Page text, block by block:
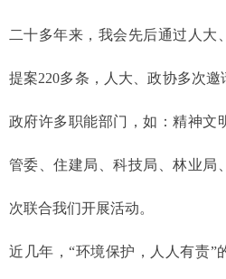
二十多年来，我会先后通过人大
提案220多条，人大、政协多次邀
政府许多职能部门，如：精神文
管委、住建局、科技局、林业局
次联合我们开展活动。
近几年，“环境保护，人人有责”